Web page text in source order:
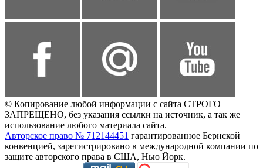
© Копирование любой информации с сайта СТРОГО
ЗАПРЕЩЕНО, без указания ссылки на источник, а так же
использование любого материала сайта.
Авторское право № 712144451 гарантированное Бернской
конвенцией, зарегистрировано в международной компании по
защите авторского права в США, Нью Йорк.